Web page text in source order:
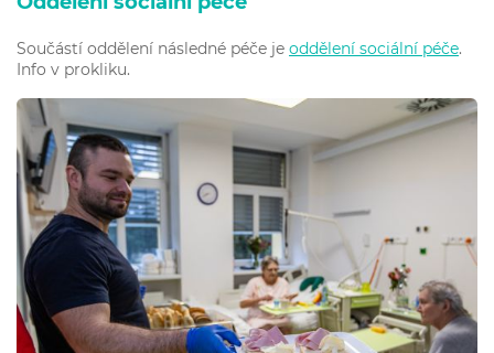
Součástí oddělení následné péče je oddělení sociální péče.
Info v prokliku.